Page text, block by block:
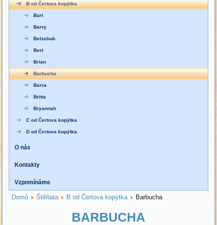
B od Čertova kopýtka
Bart
Barry
Belzebub
Bert
Brian
Barbucha
Barra
Britta
Bryannah
C od Čertova kopýtka
D od Čertova kopýtka
O nás
Kontakty
Vzpomínáme
Domů Štěňata B od Čertova kopýtka Barbucha
BARBUCHA